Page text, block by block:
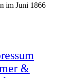
im Juni 1866
&